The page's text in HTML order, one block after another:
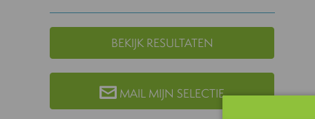
BEKIJK RESULTATEN
MAIL MIJN SELECTIE